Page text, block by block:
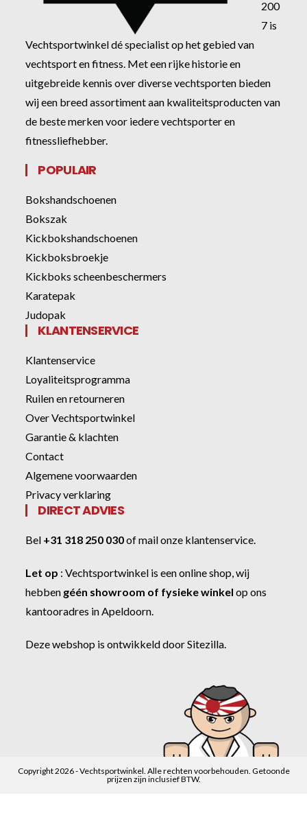
200
7 is
Vechtsportwinkel dé specialist op het gebied van
vechtsport en fitness. Met een rijke historie en
uitgebreide kennis over diverse vechtsporten bieden
wij een breed assortiment aan kwaliteitsproducten van
de beste merken voor iedere vechtsporter en
fitnessliefhebber.
POPULAIR
Bokshandschoenen
Bokszak
Kickbokshandschoenen
Kickboksbroekje
Kickboks scheenbeschermers
Karatepak
Judopak
KLANTENSERVICE
Klantenservice
Loyaliteitsprogramma
Ruilen en retourneren
Over Vechtsportwinkel
Garantie & klachten
Contact
Algemene voorwaarden
Privacy verklaring
DIRECT ADVIES
Bel +31 318 250 030ofmail onze klantenservice.
Let op :Vechtsportwinkel is een online shop, wij
hebben géén showroom of fysieke winkel op ons
kantooradres in Apeldoorn.
Deze webshop is ontwikkeld doorSitezilla.
Copyright 2026 - Vechtsportwinkel. Alle rechten voorbehouden. Getoonde
prijzen zijn inclusief BTW.